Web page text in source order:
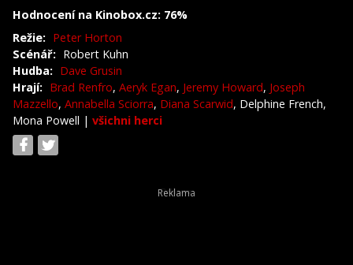
Hodnocení na Kinobox.cz: 76%
Režie: Peter Horton
Scénář: Robert Kuhn
Hudba: Dave Grusin
Hrají: Brad Renfro, Aeryk Egan, Jeremy Howard, Joseph
Mazzello, Annabella Sciorra, Diana Scarwid, Delphine French,
Mona Powell | všichni herci